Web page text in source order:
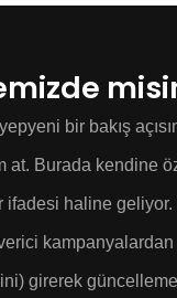
bir bakış
at. Burada kendine
haline geliyor.
girerek